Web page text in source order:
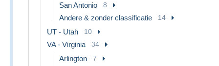
San Antonio 8
Andere & zonder classificatie 14
UT - Utah 10
VA - Virginia 34
Arlington 7